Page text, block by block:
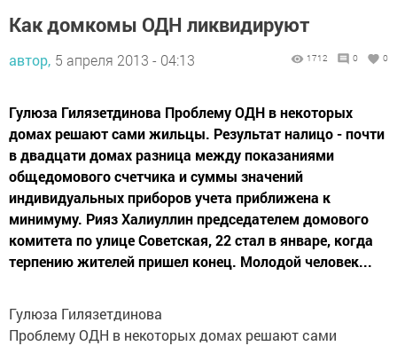
Как домкомы ОДН ликвидируют
автор, 5 апреля 2013 - 04:13 1712 0 0
Гулюза Гилязетдинова Проблему ОДН в некоторых
домах решают сами жильцы. Результат налицо - почти
в двадцати домах разница между показаниями
общедомового счетчика и суммы значений
индивидуальных приборов учета приближена к
минимуму. Рияз Халиуллин председателем домового
комитета по улице Советская, 22 стал в январе, когда
терпению жителей пришел конец. Молодой человек...
Гулюза Гилязетдинова
Проблему ОДН в некоторых домах решают сами